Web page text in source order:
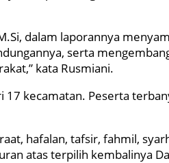
dalam laporannya
serta
kata Rusmiani.
kecamatan. Peserta
hafalan, tafsir, fahmil,
atas terpilih kembalinya